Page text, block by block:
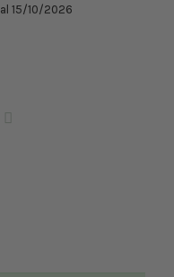
al 15/10/2026